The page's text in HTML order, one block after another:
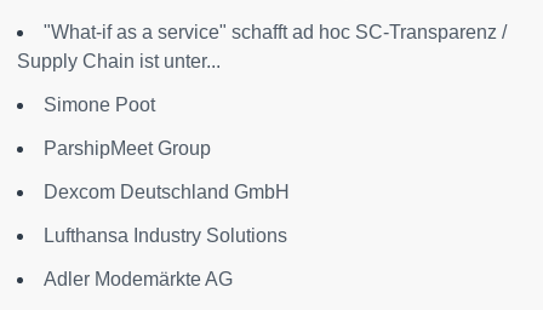
"What-if as a service" schafft ad hoc SC-Transparenz /
Supply Chain ist unter...
Simone Poot
ParshipMeet Group
Dexcom Deutschland GmbH
Lufthansa Industry Solutions
Adler Modemärkte AG